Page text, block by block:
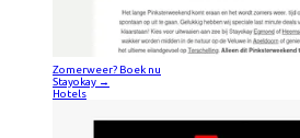
Zomerweer? Boek nu
Stayokay →
Hotels